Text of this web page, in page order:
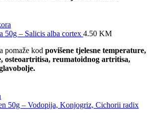
– Salicis alba cortex 4.50 KM
pomaže kod povišene tjelesne temperature,
osteoartritisa, reumatoidnog artritisa,
50g – Vodopija, Konjogriz, Cichorii radix